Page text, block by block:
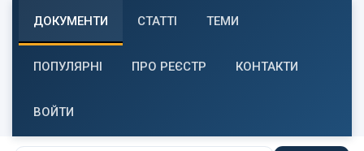
ДОКУМЕНТИ СТАТТІ ТЕМИ
ПОПУЛЯРНІ ПРО РЕЄСТР КОНТАКТИ
ВОЙТИ